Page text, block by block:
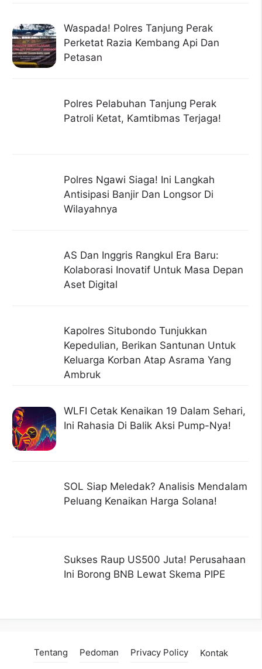
Waspada! Polres Tanjung Perak
Perketat Razia Kembang Api Dan
Petasan
Polres Pelabuhan Tanjung Perak
Patroli Ketat, Kamtibmas Terjaga!
Polres Ngawi Siaga! Ini Langkah
Antisipasi Banjir Dan Longsor Di
Wilayahnya
AS Dan Inggris Rangkul Era Baru:
Kolaborasi Inovatif Untuk Masa Depan
Aset Digital
Kapolres Situbondo Tunjukkan
Kepedulian, Berikan Santunan Untuk
Keluarga Korban Atap Asrama Yang
Ambruk
WLFI Cetak Kenaikan 19 Dalam Sehari,
Ini Rahasia Di Balik Aksi Pump-Nya!
SOL Siap Meledak? Analisis Mendalam
Peluang Kenaikan Harga Solana!
Sukses Raup US500 Juta! Perusahaan
Ini Borong BNB Lewat Skema PIPE
Tentang Pedoman Privacy Policy Kontak